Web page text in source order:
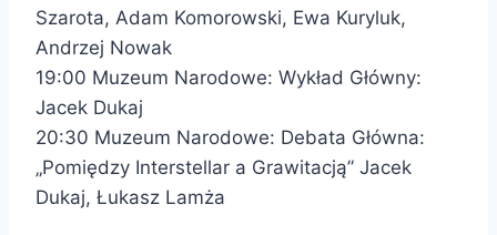
Szarota, Adam Komorowski, Ewa Kuryluk,
Andrzej Nowak
19:00 Muzeum Narodowe: Wykład Główny:
Jacek Dukaj
20:30 Muzeum Narodowe: Debata Główna:
„Pomiędzy Interstellar a Grawitacją” Jacek
Dukaj, Łukasz Lamża